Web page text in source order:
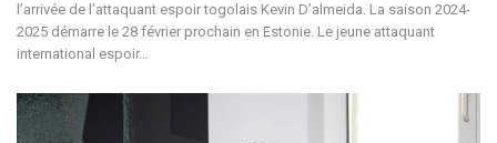
l’arrivée de l’attaquant espoir togolais Kevin D’almeida. La saison 2024-
2025 démarre le 28 février prochain en Estonie. Le jeune attaquant
international espoir…